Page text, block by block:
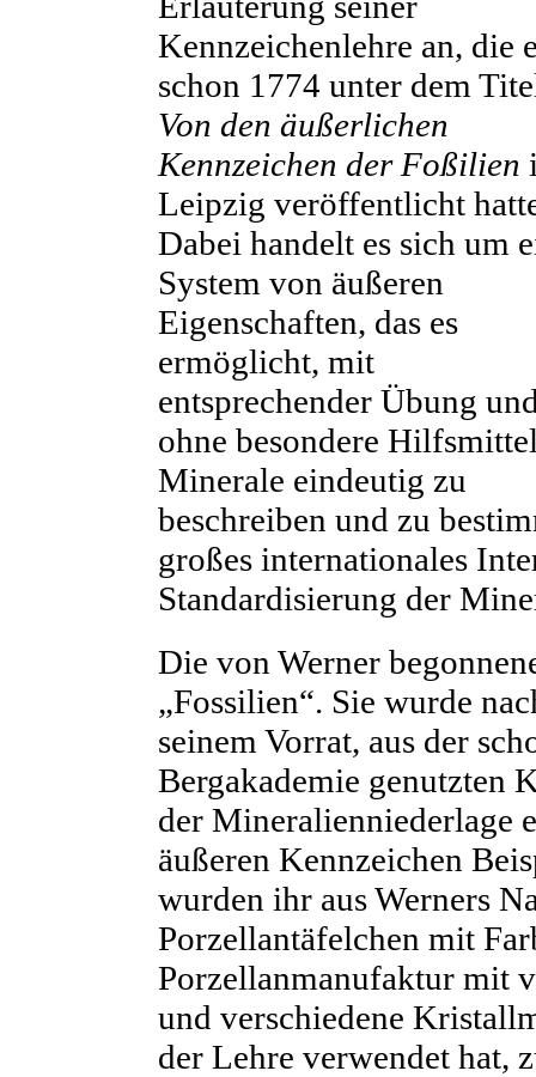
Kennzeichenlehre an, die
schon 1774 unter dem
Von den äußerlichen
Kennzeichen der Foßilien
Leipzig veröffentlicht
Dabei handelt es sich um
System von äußeren
Eigenschaften, das es
ermöglicht, mit
entsprechender Übung
ohne besondere
Minerale eindeutig zu
beschreiben und zu
großes internationales
Standardisierung der
Die von Werner
„Fossilien“. Sie wurde
seinem Vorrat, aus der
Bergakademie genutzten
der Mineralienniederlage
äußeren Kennzeichen
wurden ihr aus Werners
Porzellantäfelchen mit
Porzellanmanufaktur mit
und verschiedene
der Lehre verwendet hat,